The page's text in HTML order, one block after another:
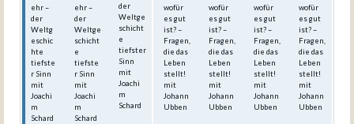
ehr –
der
Weltg
eschic
hte
tiefste
r Sinn
mit
Joachi
m
Schard
ehr –
der
Weltge
schicht
e
tiefste
r Sinn
mit
Joachi
m
Schard
der
Weltge
schicht
e
tiefster
Sinn
mit
Joachi
m
Schard
wofür
es gut
ist? –
Fragen,
die das
Leben
stellt!
mit
Johann
Ubben
wofür
es gut
ist? –
Fragen,
die das
Leben
stellt!
mit
Johann
Ubben
wofür
es gut
ist? –
Fragen,
die das
Leben
stellt!
mit
Johann
Ubben
wofür
es gut
ist? –
Fragen,
die das
Leben
stellt!
mit
Johann
Ubben